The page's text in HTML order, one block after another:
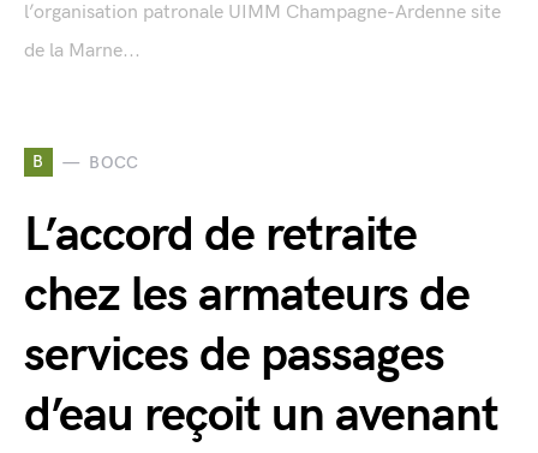
l’organisation patronale UIMM Champagne-Ardenne site
de la Marne...
B BOCC
L’accord de retraite
chez les armateurs de
services de passages
d’eau reçoit un avenant